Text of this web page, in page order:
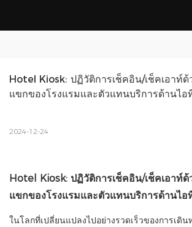
Hotel Kiosk: ปฏิวัติการเช็คอิน/เช็คเอาท์ด้
แขกของโรงแรมและตัวแทนบริการด้านไอ
2024-12-24
Hotel Kiosk: ปฏิวัติการเช็คอิน/เช็คเอาท์ด้
แขกของโรงแรมและตัวแทนบริการด้านไอ
ในโลกที่เปลี่ยนแปลงไปอย่างรวดเร็วของการเดิ